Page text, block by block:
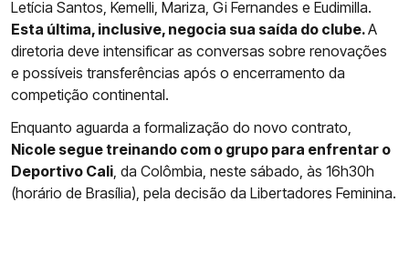
Letícia Santos, Kemelli, Mariza, Gi Fernandes e Eudimilla.
Esta última, inclusive, negocia sua saída do clube.A
diretoria deve intensificar as conversas sobre renovações
e possíveis transferências após o encerramento da
competição continental.
Enquanto aguarda a formalização do novo contrato,
Nicole segue treinando com o grupo para enfrentar o
Deportivo Cali, da Colômbia, neste sábado, às 16h30h
(horário de Brasília), pela decisão da Libertadores Feminina.